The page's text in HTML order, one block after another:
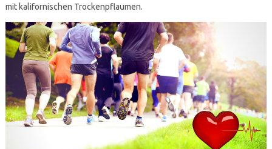
mit kalifornischen Trockenpflaumen.